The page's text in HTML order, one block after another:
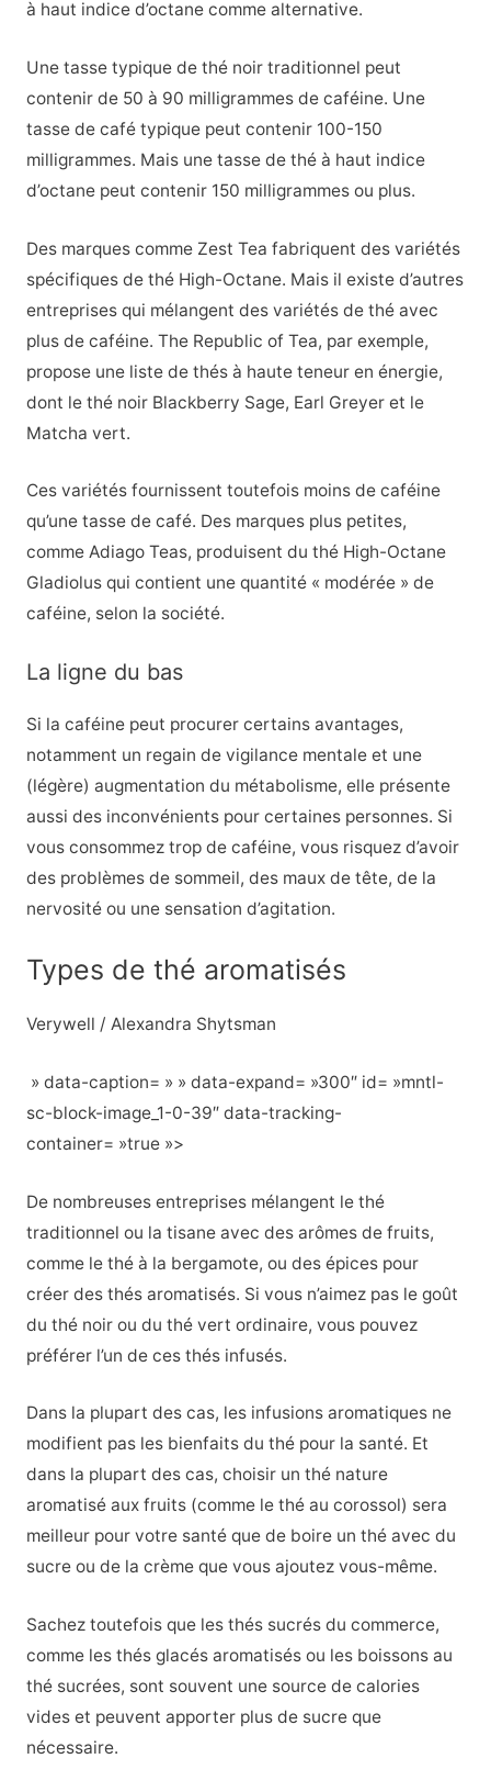
à haut indice d’octane comme alternative.
Une tasse typique de thé noir traditionnel peut
contenir de 50 à 90 milligrammes de caféine. Une
tasse de café typique peut contenir 100-150
milligrammes. Mais une tasse de thé à haut indice
d’octane peut contenir 150 milligrammes ou plus.
Des marques comme Zest Tea fabriquent des variétés
spécifiques de thé High-Octane. Mais il existe d’autres
entreprises qui mélangent des variétés de thé avec
plus de caféine. The Republic of Tea, par exemple,
propose une liste de thés à haute teneur en énergie,
dont le thé noir Blackberry Sage, Earl Greyer et le
Matcha vert.
Ces variétés fournissent toutefois moins de caféine
qu’une tasse de café. Des marques plus petites,
comme Adiago Teas, produisent du thé High-Octane
Gladiolus qui contient une quantité « modérée » de
caféine, selon la société.
La ligne du bas
Si la caféine peut procurer certains avantages,
notamment un regain de vigilance mentale et une
(légère) augmentation du métabolisme, elle présente
aussi des inconvénients pour certaines personnes. Si
vous consommez trop de caféine, vous risquez d’avoir
des problèmes de sommeil, des maux de tête, de la
nervosité ou une sensation d’agitation.
Types de thé aromatisés
Verywell / Alexandra Shytsman
» data-caption= » » data-expand= »300″ id= »mntl-
sc-block-image_1-0-39″ data-tracking-
container= »true »>
De nombreuses entreprises mélangent le thé
traditionnel ou la tisane avec des arômes de fruits,
comme le thé à la bergamote, ou des épices pour
créer des thés aromatisés. Si vous n’aimez pas le goût
du thé noir ou du thé vert ordinaire, vous pouvez
préférer l’un de ces thés infusés.
Dans la plupart des cas, les infusions aromatiques ne
modifient pas les bienfaits du thé pour la santé. Et
dans la plupart des cas, choisir un thé nature
aromatisé aux fruits (comme le thé au corossol) sera
meilleur pour votre santé que de boire un thé avec du
sucre ou de la crème que vous ajoutez vous-même.
Sachez toutefois que les thés sucrés du commerce,
comme les thés glacés aromatisés ou les boissons au
thé sucrées, sont souvent une source de calories
vides et peuvent apporter plus de sucre que
nécessaire.